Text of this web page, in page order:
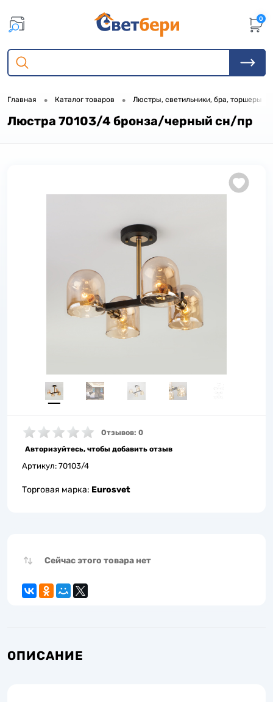
0
Главная • Каталог товаров • Люстры, светильники, бра, торшеры
Люстра 70103/4 бронза/черный сн/пр
Отзывов: 0
Авторизуйтесь, чтобы добавить отзыв
Артикул: 70103/4
Торговая марка: Eurosvet
Сейчас этого товара нет
ОПИСАНИЕ